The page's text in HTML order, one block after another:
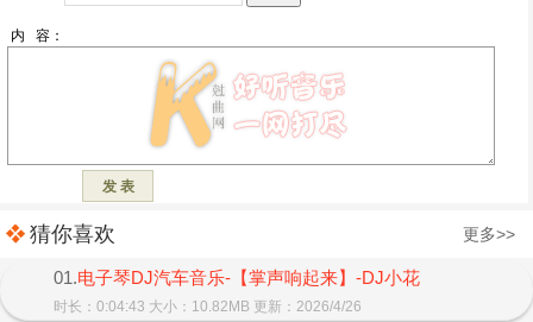
猜你喜欢 更多>>
01.电子琴DJ汽车音乐-【掌声响起来】-DJ小花
时长：0:04:43 大小：10.82MB 更新：2026/4/26